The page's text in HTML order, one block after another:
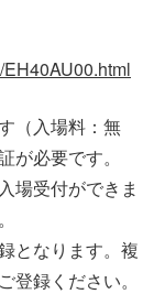
（入場料：無
必要です。
場受付ができま
となります。複
録ください。